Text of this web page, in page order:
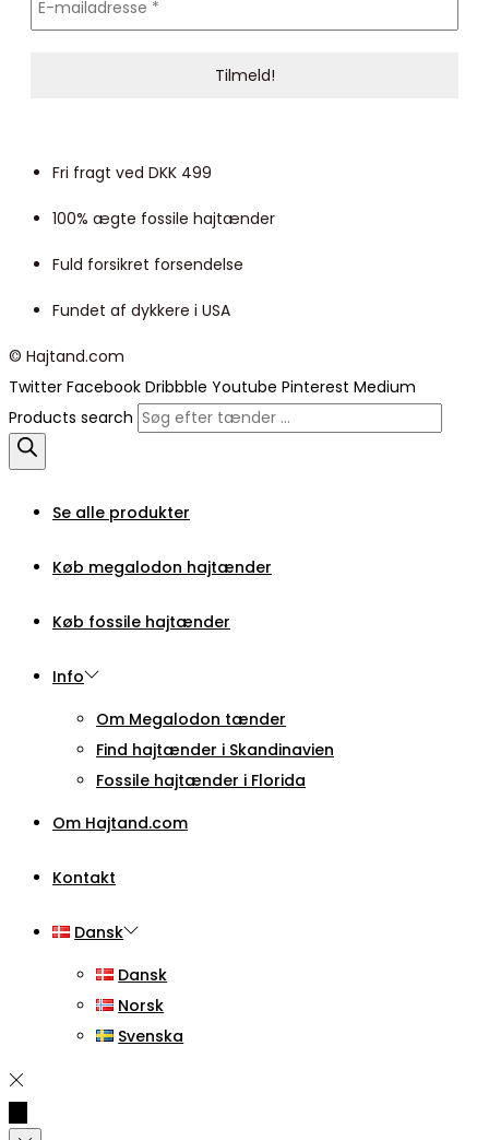
Fri fragt ved DKK 499
100% ægte fossile hajtænder
Fuld forsikret forsendelse
Fundet af dykkere i USA
© Hajtand.com
Twitter Facebook Dribbble Youtube Pinterest Medium
Products search
Se alle produkter
Køb megalodon hajtænder
Køb fossile hajtænder
Info
Om Megalodon tænder
Find hajtænder i Skandinavien
Fossile hajtænder i Florida
Om Hajtand.com
Kontakt
Dansk
Dansk
Norsk
Svenska